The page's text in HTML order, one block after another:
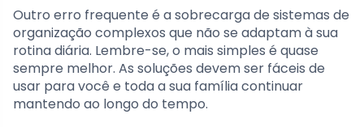
Outro erro frequente é a sobrecarga de sistemas de
organização complexos que não se adaptam à sua
rotina diária. Lembre-se, o mais simples é quase
sempre melhor. As soluções devem ser fáceis de
usar para você e toda a sua família continuar
mantendo ao longo do tempo.